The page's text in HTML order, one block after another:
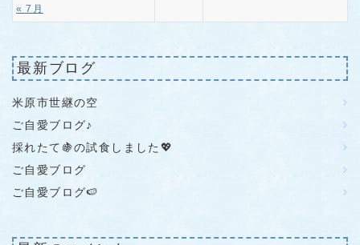
« 7月
最新ブログ
米原市世継の空
ご自愛ブログ♪
採れたて🍇の試食しました💖
ご自愛ブログ
ご自愛ブログ🍉